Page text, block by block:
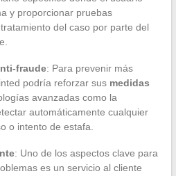
y proporcionar pruebas
del caso por parte del
fraude: Para prevenir más
podría reforzar sus medidas
avanzadas como la
automáticamente cualquier
o intento de estafa.
: Uno de los aspectos clave para
es un servicio al cliente